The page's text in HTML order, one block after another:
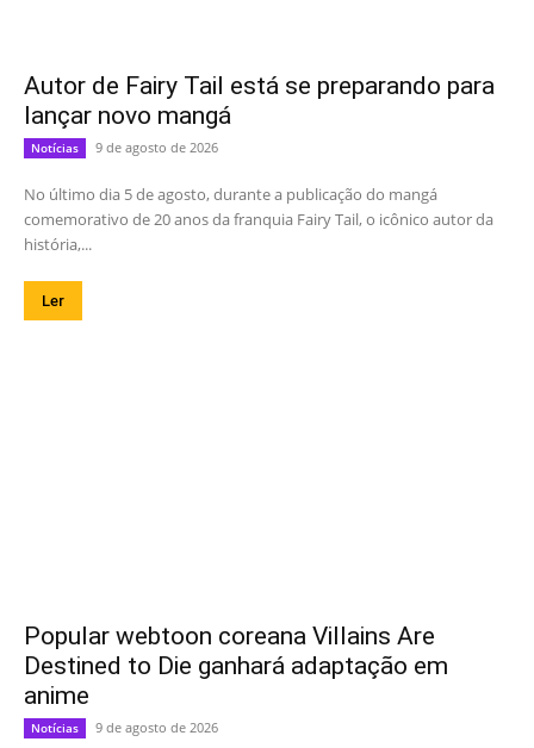
Autor de Fairy Tail está se preparando para
lançar novo mangá
Notícias 9 de agosto de 2026
No último dia 5 de agosto, durante a publicação do mangá
comemorativo de 20 anos da franquia Fairy Tail, o icônico autor da
história,...
Ler
Popular webtoon coreana Villains Are
Destined to Die ganhará adaptação em
anime
Notícias 9 de agosto de 2026